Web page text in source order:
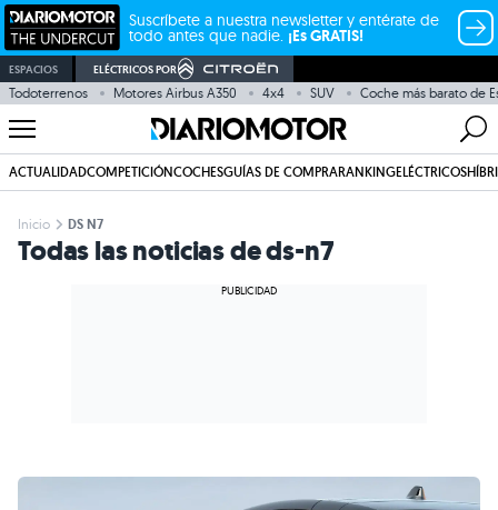
Suscríbete a nuestra newsletter y entérate de
todo antes que nadie. ¡Es GRATIS!
ESPACIOS ELÉCTRICOS POR
Todoterrenos Motores Airbus A350 4x4 SUV Coche más barato de
ACTUALIDADCOMPETICIÓNCOCHESGUÍAS DE COMPRARANKINGELÉCTRICOS
Inicio DS N7
Todas las noticias de ds-n7